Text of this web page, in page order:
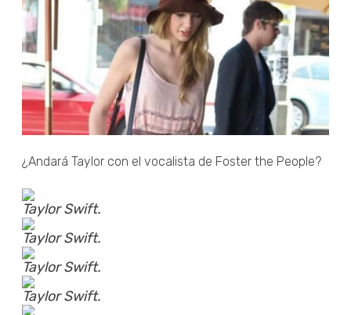
¿Andará Taylor con el vocalista de Foster the People?
Taylor Swift.
Taylor Swift.
Taylor Swift.
Taylor Swift.